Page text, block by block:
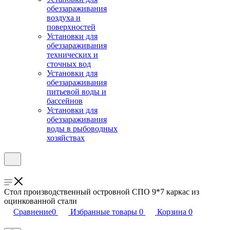
обеззараживания
воздуха и
поверхностей
Установки для
обеззараживания
технических и
сточных вод
Установки для
обеззараживания
питьевой воды и
бассейнов
Установки для
обеззараживания
воды в рыбоводных
хозяйствах
Стол производственный островной СПО 9*7 каркас из
оцинкованной стали
Сравнение0 Избранные товары 0 Корзина 0